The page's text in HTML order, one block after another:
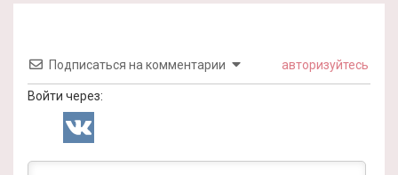
Подписаться на комментарии авторизуйтесь
Войти через: